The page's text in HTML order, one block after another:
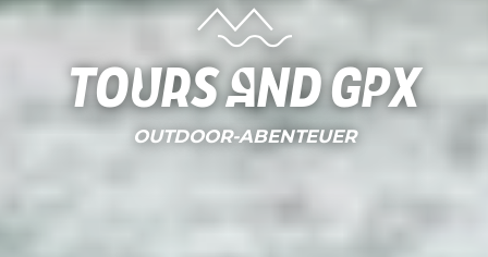
Tours and gpx
OUTDOOR-ABENTEUER